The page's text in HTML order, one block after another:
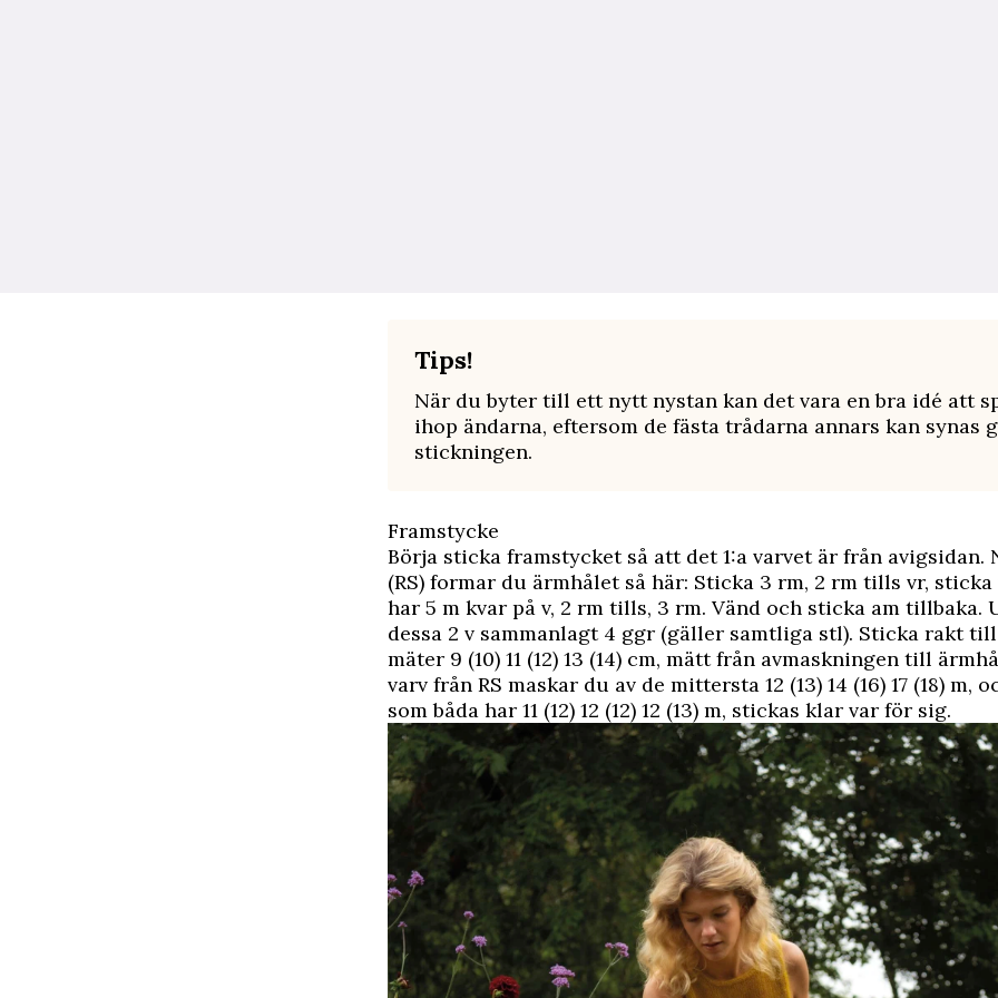
Tips!
När du byter till ett nytt nystan kan det vara en bra idé att
ihop ändarna, ­eftersom de fästa trådarna annars kan synas
stickningen.
Framstycke
Börja sticka framstycket så att det 1:a varvet är från avigsidan.
(RS) formar du ärmhålet så här: Sticka 3 rm, 2 rm tills vr,
har 5 m kvar på v, 2 rm tills, 3 rm. Vänd och sticka am tillbaka.
dessa 2 v sammanlagt 4 ggr (gäller samtliga stl). Sticka rakt
mäter 9 (10) 11 (12) 13 (14) cm, mätt från avmaskningen till
varv från RS maskar du av de mittersta 12 (13) 14 (16) 17 (18) m,
som båda har 11 (12) 12 (12) 12 (13) m, stickas klar var för sig.